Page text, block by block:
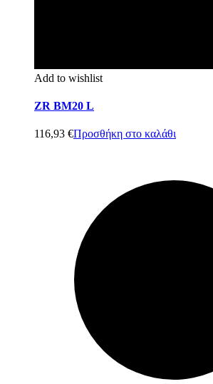
Add to wishlist
ZR BM20 L
116,93 €Προσθήκη στο καλάθι